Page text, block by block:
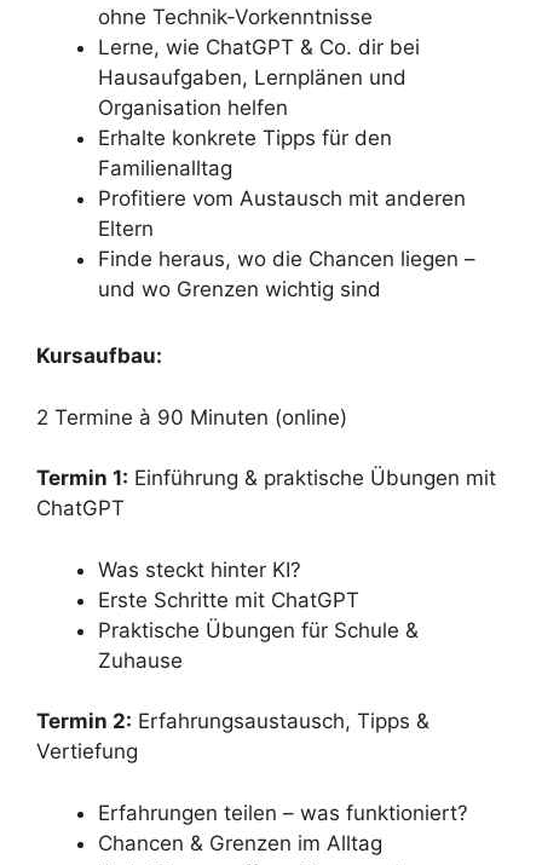
ohne Technik-Vorkenntnisse
Lerne, wie ChatGPT & Co. dir bei
Hausaufgaben, Lernplänen und
Organisation helfen
Erhalte konkrete Tipps für den
Familienalltag
Profitiere vom Austausch mit anderen
Eltern
Finde heraus, wo die Chancen liegen –
und wo Grenzen wichtig sind
Kursaufbau:
2 Termine à 90 Minuten (online)
Termin 1: Einführung & praktische Übungen mit
ChatGPT
Was steckt hinter KI?
Erste Schritte mit ChatGPT
Praktische Übungen für Schule &
Zuhause
Termin 2: Erfahrungsaustausch, Tipps &
Vertiefung
Erfahrungen teilen – was funktioniert?
Chancen & Grenzen im Alltag